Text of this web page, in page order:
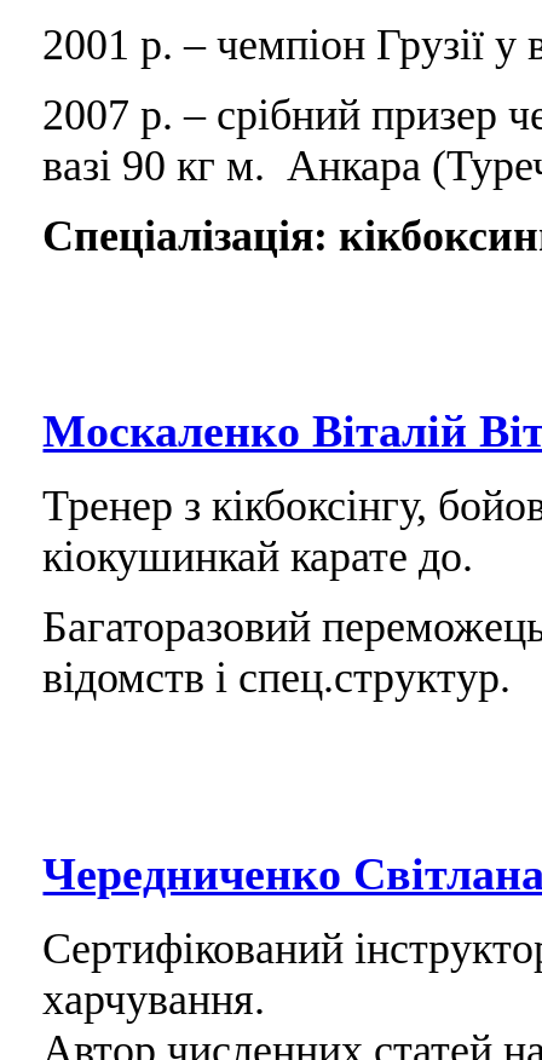
2001 р. – чемпіон Грузії у
2007 р. – срібний призер
вазі 90 кг м. Анкара
Спеціалізація:
Москаленко Віталій
Тренер з кікбоксінгу,
кіокушинкай карате до.
Багаторазовий
відомств і спец.структур.
Чередниченко
Сертифікований
харчування.
Автор численних статей